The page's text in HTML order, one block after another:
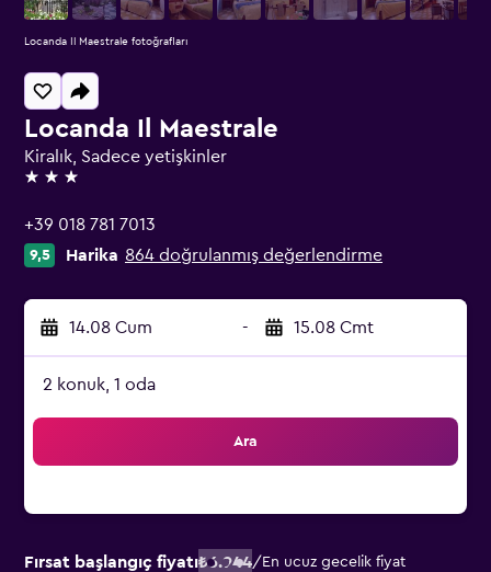
Locanda Il Maestrale
Kiralık, Sadece yetişkinler
3 yıldız
+39 018 781 7013
9,5 Harika 864 doğrulanmış değerlendirme
14.08 Cum - 15.08 Cmt
2 konuk, 1 oda
Ara
Fırsat başlangıç fiyatı₺6.944/ En ucuz gecelik fiyat
Locanda Il Maestrale fotoğrafları